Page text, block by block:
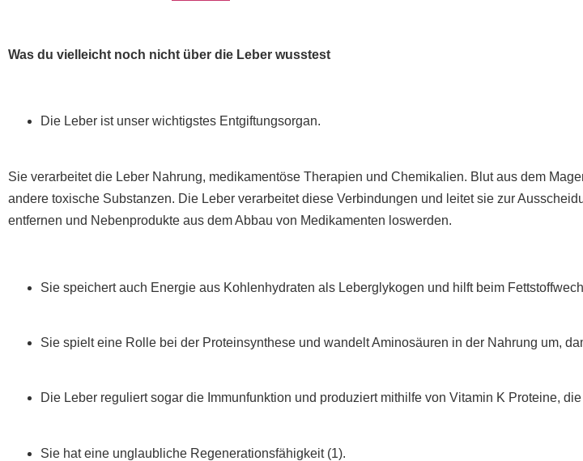
Was du vielleicht noch nicht über die Leber wusstest
Die Leber ist unser wichtigstes Entgiftungsorgan.
Sie verarbeitet die Leber Nahrung, medikamentöse Therapien und Chemikalien. Blut aus dem
andere toxische Substanzen. Die Leber verarbeitet diese Verbindungen und leitet sie zur
entfernen und Nebenprodukte aus dem Abbau von Medikamenten loswerden.
Sie speichert auch Energie aus Kohlenhydraten als Leberglykogen und hilft beim
Sie spielt eine Rolle bei der Proteinsynthese und wandelt Aminosäuren in der Nahrung um,
Die Leber reguliert sogar die Immunfunktion und produziert mithilfe von Vitamin K Proteine,
Sie hat eine unglaubliche Regenerationsfähigkeit (1).